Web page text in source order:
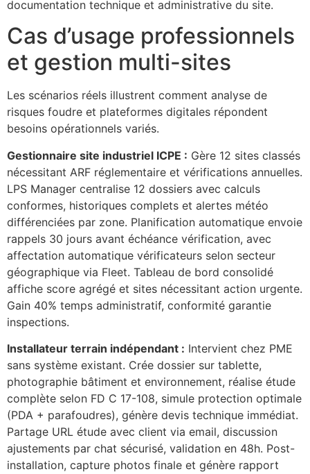
documentation technique et administrative du site.
Cas d’usage professionnels
et gestion multi-sites
Les scénarios réels illustrent comment analyse de
risques foudre et plateformes digitales répondent
besoins opérationnels variés.
Gestionnaire site industriel ICPE : Gère 12 sites classés
nécessitant ARF réglementaire et vérifications annuelles.
LPS Manager centralise 12 dossiers avec calculs
conformes, historiques complets et alertes météo
différenciées par zone. Planification automatique envoie
rappels 30 jours avant échéance vérification, avec
affectation automatique vérificateurs selon secteur
géographique via Fleet. Tableau de bord consolidé
affiche score agrégé et sites nécessitant action urgente.
Gain 40% temps administratif, conformité garantie
inspections.
Installateur terrain indépendant : Intervient chez PME
sans système existant. Crée dossier sur tablette,
photographie bâtiment et environnement, réalise étude
complète selon FD C 17-108, simule protection optimale
(PDA + parafoudres), génère devis technique immédiat.
Partage URL étude avec client via email, discussion
ajustements par chat sécurisé, validation en 48h. Post-
installation, capture photos finale et génère rapport